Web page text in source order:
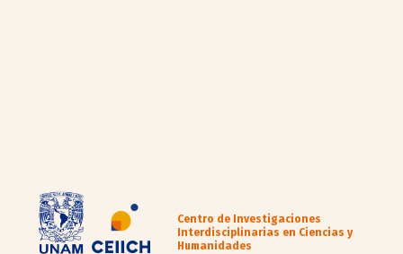
Centro de Investigaciones
Interdisciplinarias en Ciencias y
Humanidades